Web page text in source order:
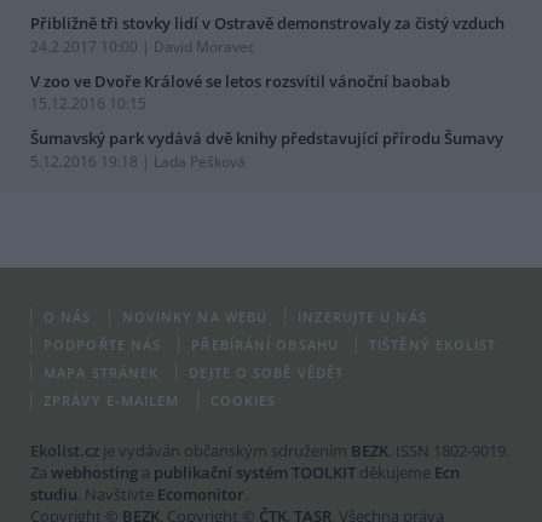
Přibližně tři stovky lidí v Ostravě demonstrovaly za čistý vzduch
24.2.2017 10:00 | David Moravec
V zoo ve Dvoře Králové se letos rozsvítil vánoční baobab
15.12.2016 10:15
Šumavský park vydává dvě knihy představující přírodu Šumavy
5.12.2016 19:18 | Lada Pešková
O NÁS NOVINKY NA WEBU
INZERUJTE U NÁS
PODPOŘTE NÁS
PŘEBÍRÁNÍ OBSAHU
TIŠTĚNÝ EKOLIST
MAPA STRÁNEK
DEJTE O SOBĚ VĚDĚT
ZPRÁVY E-MAILEM
COOKIES
Ekolist.cz je vydáván občanským sdružením BEZK. ISSN 1802-9019.
Za webhosting a publikační systém TOOLKIT děkujeme Ecn
studiu. Navštivte Ecomonitor.
Copyright © BEZK. Copyright © ČTK, TASR. Všechna práva